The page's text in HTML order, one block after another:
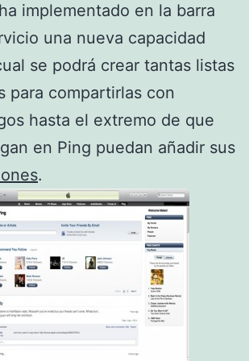
implementado en la barra
una nueva capacidad
se podrá crear tantas listas
para compartirlas con
hasta el extremo de que
en Ping puedan añadir sus
.